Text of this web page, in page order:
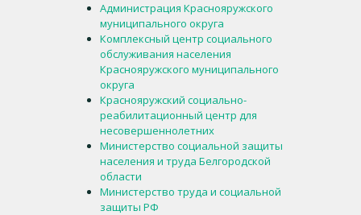
Администрация Краснояружского
муниципального округа
Комплексный центр социального
обслуживания населения
Краснояружского муниципального
округа
Краснояружский социально-
реабилитационный центр для
несовершеннолетних
Министерство социальной защиты
населения и труда Белгородской
области
Министерство труда и социальной
защиты РФ